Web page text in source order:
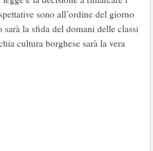
sono all’ordine del giorno
sarà la sfida del domani delle classi
cultura borghese sarà la vera